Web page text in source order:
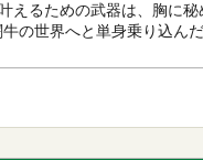
えるための武器は、胸に秘
の世界へと単身乗り込ん